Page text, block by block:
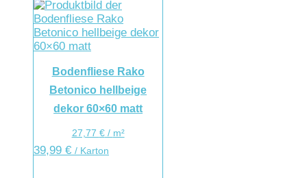
Bodenfliese Rako
Betonico hellbeige
dekor 60×60 matt
27,77 €/ m²
39,99 € / Karton